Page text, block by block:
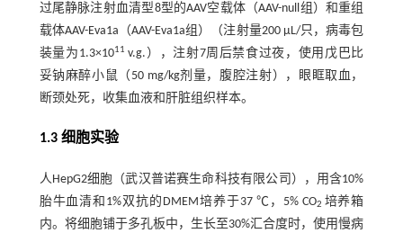
过尾静脉注射血清型8型的AAV空载体（AAV-null组）和重组
载体AAV-Eva1a（AAV-Eva1a组）（注射量200 μL/只，病毒包
装量为1.3×1011 v.g.），注射7周后禁食过夜，使用戊巴比
妥钠麻醉小鼠（50 mg/kg剂量，腹腔注射），眼眶取血，
断颈处死，收集血液和肝脏组织样本。
1.3 细胞实验
人HepG2细胞（武汉普诺赛生命科技有限公司），用含10%
胎牛血清和1%双抗的DMEM培养于37 ℃，5% CO2 培养箱
内。将细胞铺于多孔板中，生长至30%汇合度时，使用慢病